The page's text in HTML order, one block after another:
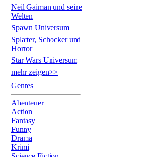
Neil Gaiman und seine
Welten
Spawn Universum
Splatter, Schocker und
Horror
Star Wars Universum
mehr zeigen>>
Genres
Abenteuer
Action
Fantasy
Funny
Drama
Krimi